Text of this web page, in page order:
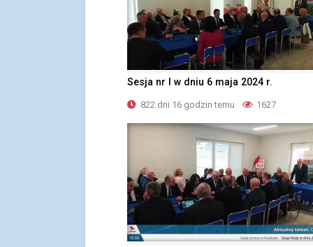
Sesja nr I w dniu 6 maja 2024 r.
822 dni 16 godzin temu 1627